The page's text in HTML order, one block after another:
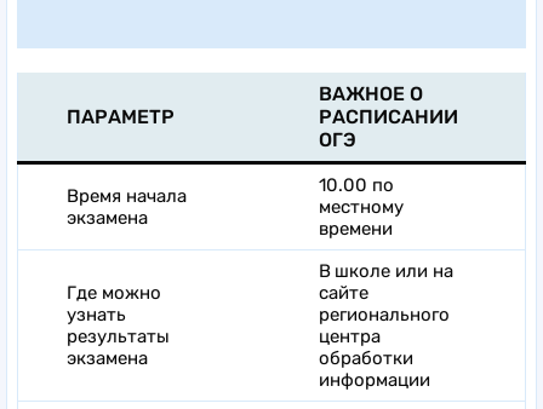
ПАРАМЕТР
ВАЖНОЕ О
РАСПИСАНИИ
ОГЭ
Время начала
экзамена
10.00 по
местному
времени
Где можно
узнать
результаты
экзамена
В школе или на
сайте
регионального
центра
обработки
информации